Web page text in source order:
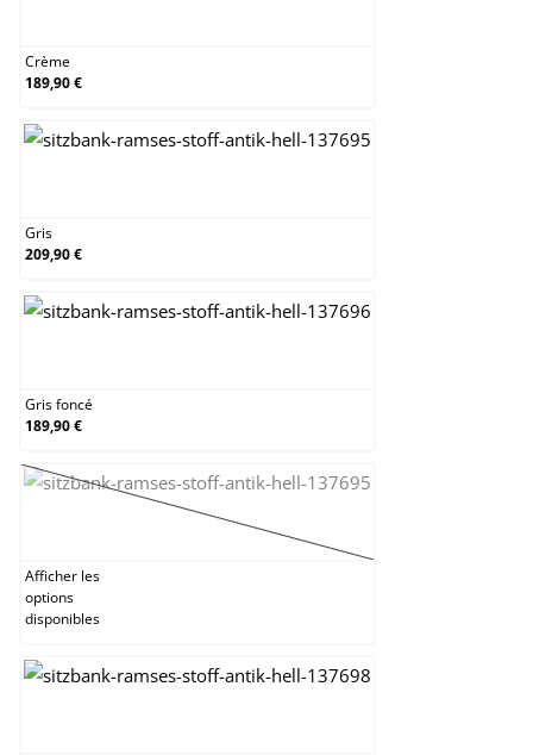
Crème
189,90 €
Gris
209,90 €
Gris foncé
189,90 €
Jaune
(Cette option n'est pas disponible pour le
Afficher les
options
disponibles